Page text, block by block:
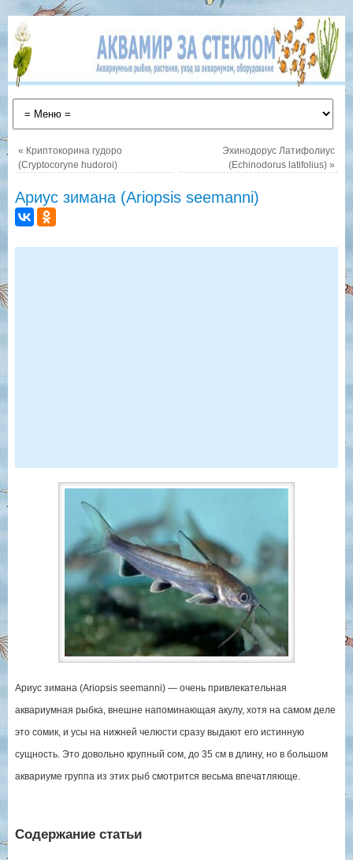
« Криптокорина гудоро
(Cryptocoryne hudoroi)
Эхинодорус Латифолиус
(Echinodorus latifolius)»
Ариус зимана (Ariopsis seemanni)
Ариус зимана (Ariopsis seemanni) — очень привлекательная
аквариумная рыбка, внешне напоминающая акулу, хотя на самом деле
это сомик, и усы на нижней челюсти сразу выдают его истинную
сущность. Это довольно крупный сом, до 35 см в длину, но в большом
аквариуме группа из этих рыб смотрится весьма впечатляюще.
Содержание статьи